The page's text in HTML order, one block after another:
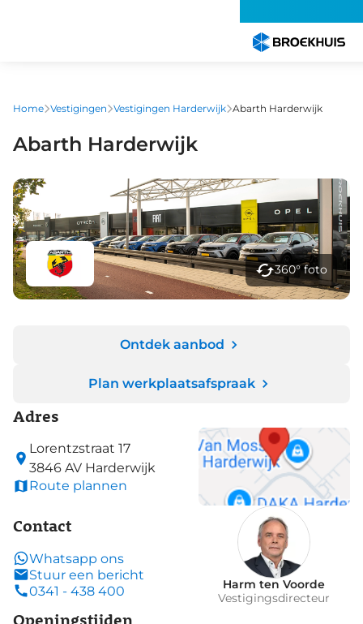
gaan
Home Vestigingen Vestigingen Harderwijk Abarth Harderwijk
Abarth Harderwijk
360° foto
Adres
Lorentzstraat 17
3846 AV Harderwijk
Route plannen
Contact
Whatsapp ons
Stuur een bericht
0341 - 438 400
Harm ten Voorde
Vestigingsdirecteur
Ontdek aanbod
Plan werkplaatsafspraak
Openingstijden